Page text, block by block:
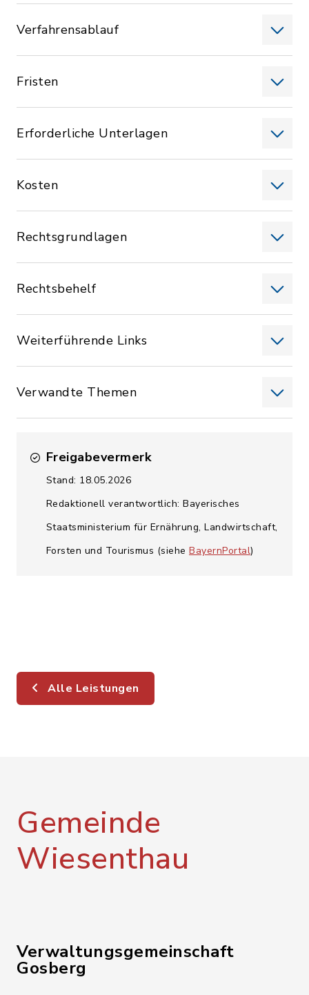
Verfahrensablauf
Fristen
Erforderliche Unterlagen
Kosten
Rechtsgrundlagen
Rechtsbehelf
Weiterführende Links
Verwandte Themen
Freigabevermerk
Stand: 18.05.2026
Redaktionell verantwortlich: Bayerisches
Staatsministerium für Ernährung, Landwirtschaft,
Forsten und Tourismus (siehe BayernPortal)
Alle Leistungen
Gemeinde
Wiesenthau
Verwaltungsgemeinschaft
Gosberg